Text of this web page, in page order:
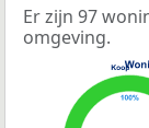
Er zijn 97
omgeving.